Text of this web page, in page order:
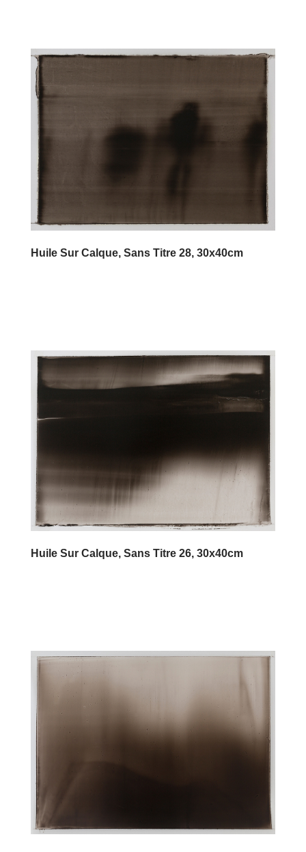
Huile Sur Calque, Sans Titre 28, 30x40cm
Huile Sur Calque, Sans Titre 26, 30x40cm